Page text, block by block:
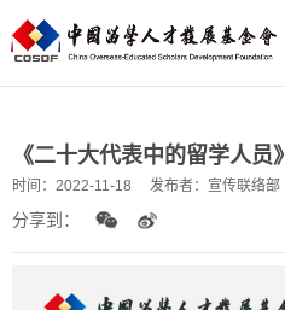
《二十大代表中的留学人员》
时间： 2022-11-18 发布者： 宣传联络部
分享到：